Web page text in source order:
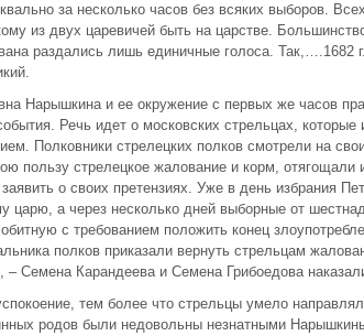
за несколько часов без всяких выборов.
из двух царевичей быть на царстве.
раздались лишь единичные голоса. Так,….1682
Нарышкина и ее окружение с первых же часов
Речь идет о московских стрельцах, которые
Полковники стрелецких полков смотрели на
пользу стрелецкое жалование и корм, отягощали
о своих претензиях. Уже в день избрания
царю, а через несколько дней выборные от
с требованием положить конец
полков приказали вернуть стрельцам
– Семена Карандеева и Семена Грибоедова
тем более что стрельцы умело
родов были недовольны незнатными